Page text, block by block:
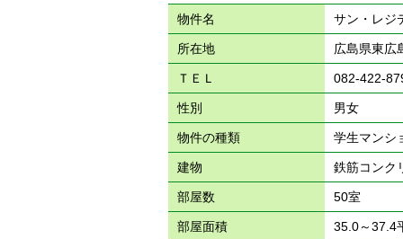
物件名 サン・レジ
所在地 広島県東広
ＴＥＬ 082-422-
性別 男女
物件の種類 学生マンシ
建物 鉄筋コン
部屋数 50室
部屋面積 35.0～37.4